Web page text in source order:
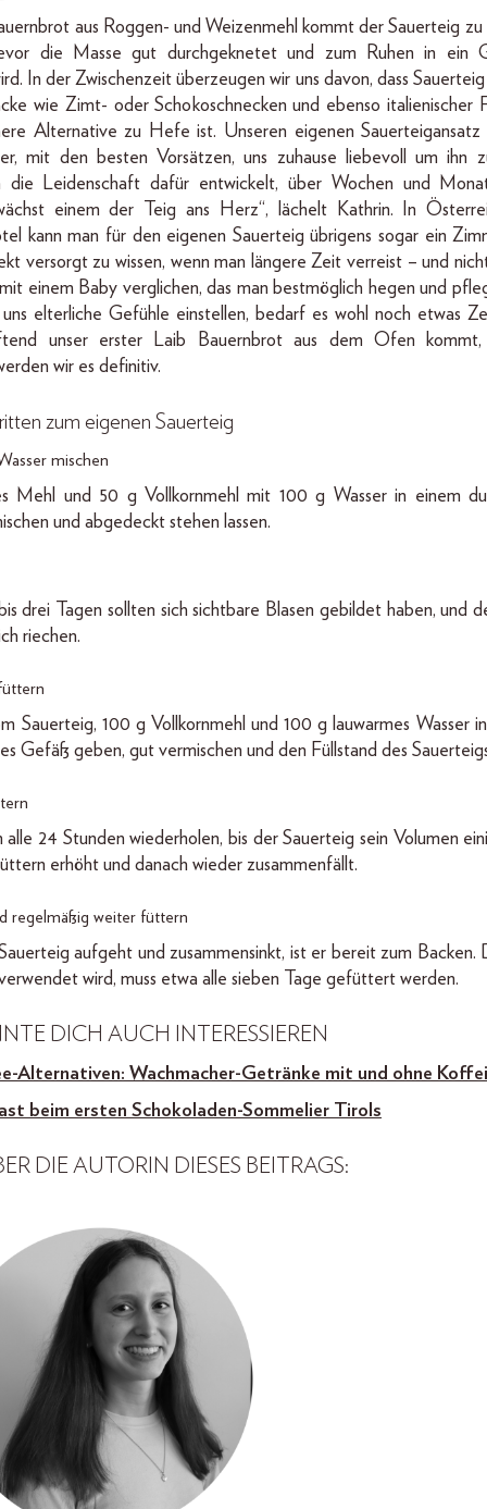
aus Roggen- und Weizenmehl kommt der Sauerteig
die Masse gut durchgeknetet und zum Ruhen in ein
In der Zwischenzeit überzeugen wir uns davon, dass Sauerteig
wie Zimt- oder Schokoschnecken und ebenso italienischer
Alternative zu Hefe ist. Unseren eigenen
mit den besten Vorsätzen, uns zuhause liebevoll um ihn
die Leidenschaft dafür entwickelt, über Wochen und
einem der Teig ans Herz“, lächelt Kathrin. In
kann man für den eigenen Sauerteig übrigens sogar ein
versorgt zu wissen, wenn man längere Zeit verreist – und
einem Baby verglichen, das man bestmöglich hegen und
elterliche Gefühle einstellen, bedarf es wohl noch etwas
unser erster Laib Bauernbrot aus dem Ofen
wir es definitiv.
zum eigenen Sauerteig
mischen
Mehl und 50 g Vollkornmehl mit 100 g Wasser in einem
und abgedeckt stehen lassen.
drei Tagen sollten sich sichtbare Blasen gebildet haben, und
riechen.
Sauerteig, 100 g Vollkornmehl und 100 g lauwarmes Wasser
Gefäß geben, gut vermischen und den Füllstand des
24 Stunden wiederholen, bis der Sauerteig sein Volumen
erhöht und danach wieder zusammenfällt.
regelmäßig weiter füttern
aufgeht und zusammensinkt, ist er bereit zum Backen.
wird, muss etwa alle sieben Tage gefüttert werden.
DICH AUCH INTERESSIEREN
Alternativen: Wachmacher-Getränke mit und ohne
beim ersten Schokoladen-Sommelier Tirols
DIE AUTORIN DIESES BEITRAGS: